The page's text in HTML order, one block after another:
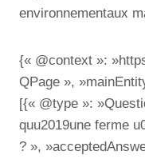
environnementaux
{« @context »:
QPage »,
[{« @type »:
quu2019une ferme
? »,